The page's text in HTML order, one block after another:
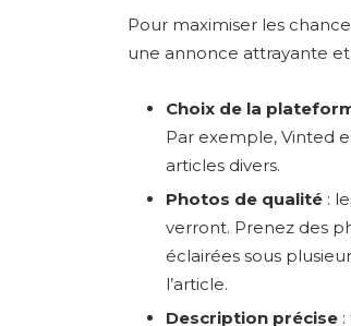
Pour maximiser les
une annonce attrayante
Choix de la
Par exemple, Vinted
articles divers.
Photos de qualité :
verront. Prenez des
éclairées sous
l’article.
Description précise